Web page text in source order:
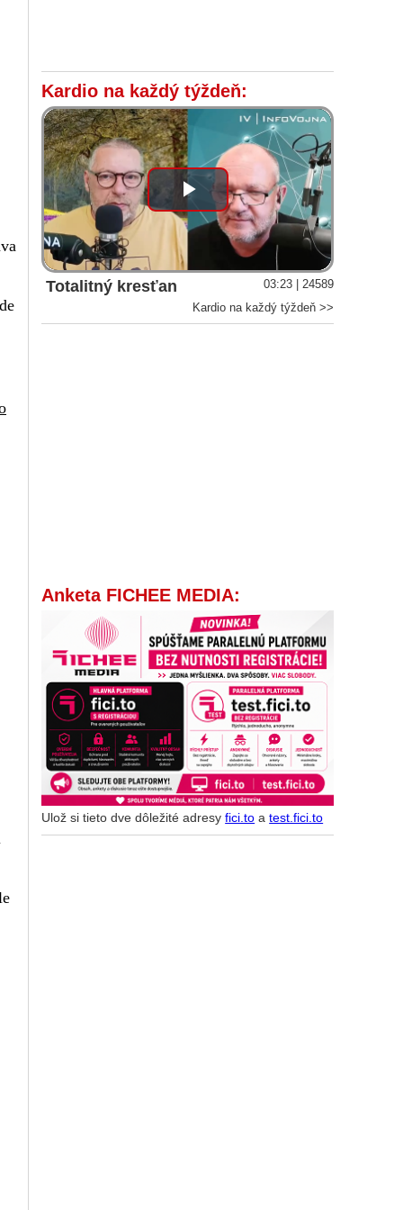
Kardio na každý týždeň:
Play
Video
Totalitný kresťan
03:23 | 24589
Kardio na každý týždeň >>
Anketa FICHEE MEDIA:
Ulož si tieto dve dôležité adresyfici.to atest.fici.to